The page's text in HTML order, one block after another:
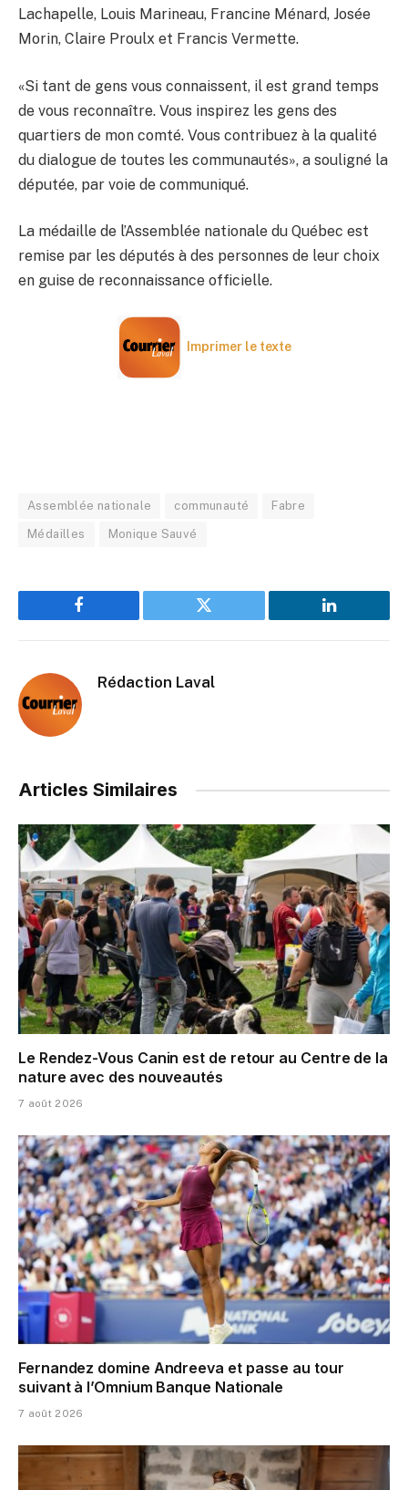
Lachapelle, Louis Marineau, Francine Ménard, Josée
Morin, Claire Proulx et Francis Vermette.
«Si tant de gens vous connaissent, il est grand temps
de vous reconnaître. Vous inspirez les gens des
quartiers de mon comté. Vous contribuez à la qualité
du dialogue de toutes les communautés», a souligné la
députée, par voie de communiqué.
La médaille de l’Assemblée nationale du Québec est
remise par les députés à des personnes de leur choix
en guise de reconnaissance officielle.
Imprimer le texte
Assemblée nationale communauté Fabre
Médailles Monique Sauvé
Facebook Twitter LinkedIn
Rédaction Laval
Articles Similaires
Le Rendez-Vous Canin est de retour au Centre de la
nature avec des nouveautés
7 août 2026
Fernandez domine Andreeva et passe au tour
suivant à l’Omnium Banque Nationale
7 août 2026